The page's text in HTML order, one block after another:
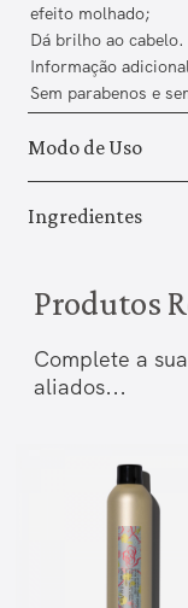
efeito molhado;
Dá brilho ao cabelo.
Informação
Sem parabenos e
Modo de Uso
Ingredientes
Produtos
Complete a
aliados...